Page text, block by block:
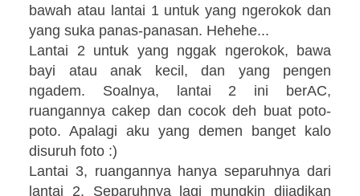
bawah atau lantai 1 untuk yang ngerokok dan
yang suka panas-panasan. Hehehe...
Lantai 2 untuk yang nggak ngerokok, bawa
bayi atau anak kecil, dan yang pengen
ngadem. Soalnya, lantai 2 ini berAC,
ruangannya cakep dan cocok deh buat poto-
poto. Apalagi aku yang demen banget kalo
disuruh foto :)
Lantai 3, ruangannya hanya separuhnya dari
lantai 2. Separuhnya lagi mungkin dijadikan